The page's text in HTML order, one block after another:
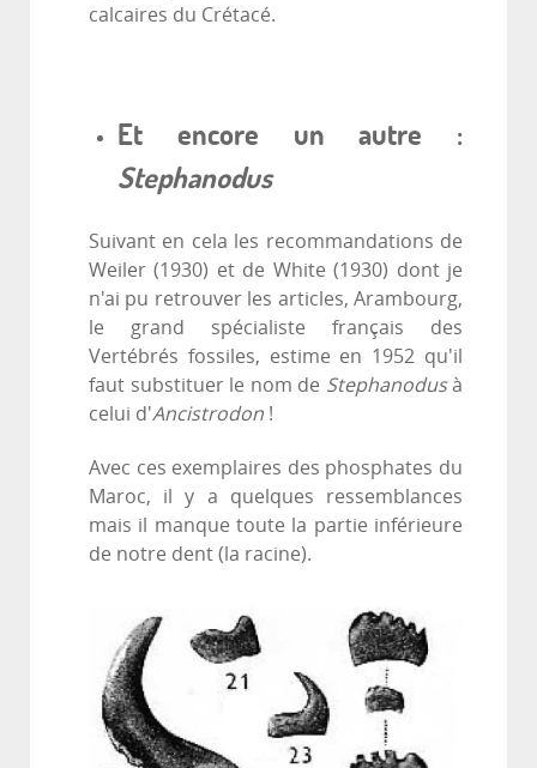
calcaires du Crétacé.
Et encore un autre :
Stephanodus
Suivant en cela les recommandations de
Weiler (1930) et de White (1930) dont je
n'ai pu retrouver les articles, Arambourg,
le grand spécialiste français des
Vertébrés fossiles, estime en 1952 qu'il
faut substituer le nom de Stephanodusà
celui d'Ancistrodon !
Avec ces exemplaires des phosphates du
Maroc, il y a quelques ressemblances
mais il manque toute la partie inférieure
de notre dent (la racine).